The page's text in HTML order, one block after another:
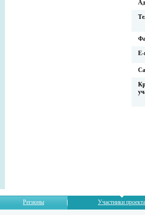
E-
Регионы Участники проекта